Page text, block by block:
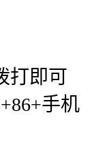
打即可
手机